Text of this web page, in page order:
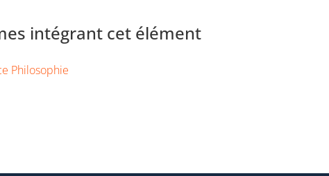
intégrant cet élément
Philosophie